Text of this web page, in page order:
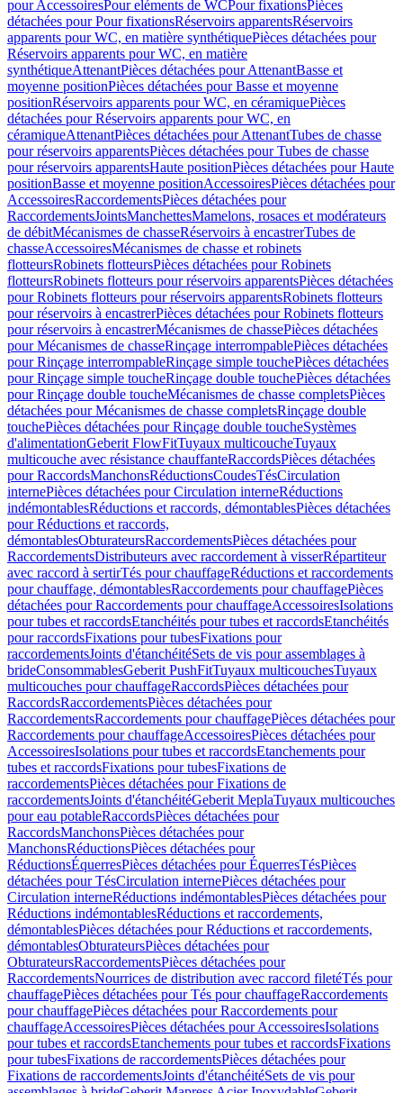
pour AccessoiresPour eléments de WCPour fixationsPièces
détachées pour Pour fixationsRéservoirs apparentsRéservoirs
apparents pour WC, en matière synthétiquePièces détachées pour
Réservoirs apparents pour WC, en matière
synthétiqueAttenantPièces détachées pour AttenantBasse et
moyenne positionPièces détachées pour Basse et moyenne
positionRéservoirs apparents pour WC, en céramiquePièces
détachées pour Réservoirs apparents pour WC, en
céramiqueAttenantPièces détachées pour AttenantTubes de chasse
pour réservoirs apparentsPièces détachées pour Tubes de chasse
pour réservoirs apparentsHaute positionPièces détachées pour Haute
positionBasse et moyenne positionAccessoiresPièces détachées pour
AccessoiresRaccordementsPièces détachées pour
RaccordementsJointsManchettesMamelons, rosaces et modérateurs
de débitMécanismes de chasseRéservoirs à encastrerTubes de
chasseAccessoiresMécanismes de chasse et robinets
flotteursRobinets flotteursPièces détachées pour Robinets
flotteursRobinets flotteurs pour réservoirs apparentsPièces détachées
pour Robinets flotteurs pour réservoirs apparentsRobinets flotteurs
pour réservoirs à encastrerPièces détachées pour Robinets flotteurs
pour réservoirs à encastrerMécanismes de chassePièces détachées
pour Mécanismes de chasseRinçage interrompablePièces détachées
pour Rinçage interrompableRinçage simple touchePièces détachées
pour Rinçage simple toucheRinçage double touchePièces détachées
pour Rinçage double toucheMécanismes de chasse completsPièces
détachées pour Mécanismes de chasse completsRinçage double
touchePièces détachées pour Rinçage double toucheSystèmes
d'alimentationGeberit FlowFitTuyaux multicoucheTuyaux
multicouche avec résistance chauffanteRaccordsPièces détachées
pour RaccordsManchonsRéductionsCoudesTésCirculation
internePièces détachées pour Circulation interneRéductions
indémontablesRéductions et raccords, démontablesPièces détachées
pour Réductions et raccords,
démontablesObturateursRaccordementsPièces détachées pour
RaccordementsDistributeurs avec raccordement à visserRépartiteur
avec raccord à sertirTés pour chauffageRéductions et raccordements
pour chauffage, démontablesRaccordements pour chauffagePièces
détachées pour Raccordements pour chauffageAccessoiresIsolations
pour tubes et raccordsEtanchéités pour tubes et raccordsEtanchéités
pour raccordsFixations pour tubesFixations pour
raccordementsJoints d'étanchéitéSets de vis pour assemblages à
brideConsommablesGeberit PushFitTuyaux multicouchesTuyaux
multicouches pour chauffageRaccordsPièces détachées pour
RaccordsRaccordementsPièces détachées pour
RaccordementsRaccordements pour chauffagePièces détachées pour
Raccordements pour chauffageAccessoiresPièces détachées pour
AccessoiresIsolations pour tubes et raccordsEtanchements pour
tubes et raccordsFixations pour tubesFixations de
raccordementsPièces détachées pour Fixations de
raccordementsJoints d'étanchéitéGeberit MeplaTuyaux multicouches
pour eau potableRaccordsPièces détachées pour
RaccordsManchonsPièces détachées pour
ManchonsRéductionsPièces détachées pour
RéductionsÉquerresPièces détachées pour ÉquerresTésPièces
détachées pour TésCirculation internePièces détachées pour
Circulation interneRéductions indémontablesPièces détachées pour
Réductions indémontablesRéductions et raccordements,
démontablesPièces détachées pour Réductions et raccordements,
démontablesObturateursPièces détachées pour
ObturateursRaccordementsPièces détachées pour
RaccordementsNourrices de distribution avec raccord filetéTés pour
chauffagePièces détachées pour Tés pour chauffageRaccordements
pour chauffagePièces détachées pour Raccordements pour
chauffageAccessoiresPièces détachées pour AccessoiresIsolations
pour tubes et raccordsEtanchements pour tubes et raccordsFixations
pour tubesFixations de raccordementsPièces détachées pour
Fixations de raccordementsJoints d'étanchéitéSets de vis pour